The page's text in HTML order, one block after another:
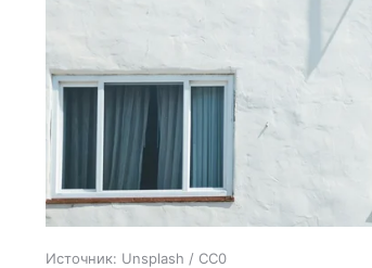
Источник: Unsplash / CC0